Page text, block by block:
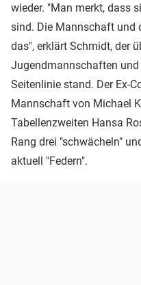
wieder. "Man merkt, dass
sind. Die Mannschaft und
das", erklärt Schmidt, der
Jugendmannschaften und
Seitenlinie stand. Der Ex-
Mannschaft von Michael
Tabellenzweiten Hansa
Rang drei "schwächeln"
aktuell "Federn".